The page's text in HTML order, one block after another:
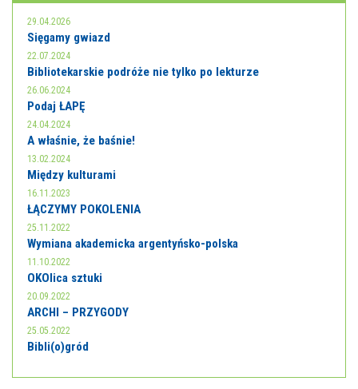
29.04.2026
Sięgamy gwiazd
22.07.2024
Bibliotekarskie podróże nie tylko po lekturze
26.06.2024
Podaj ŁAPĘ
24.04.2024
A właśnie, że baśnie!
13.02.2024
Między kulturami
16.11.2023
ŁĄCZYMY POKOLENIA
25.11.2022
Wymiana akademicka argentyńsko-polska
11.10.2022
OKOlica sztuki
20.09.2022
ARCHI – PRZYGODY
25.05.2022
Bibli(o)gród